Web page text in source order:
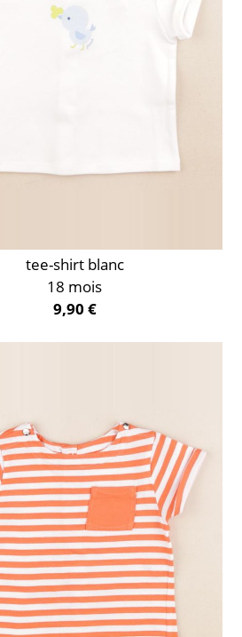
tee-shirt blanc
18 mois
9,90 €